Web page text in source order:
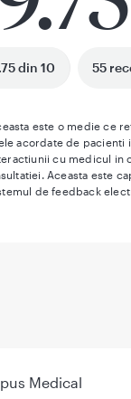
din 10 55
este o medie ce
acordate de pacienti
cu medicul in
Aceasta este
de feedback